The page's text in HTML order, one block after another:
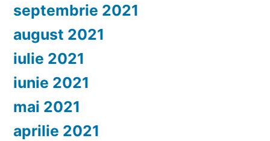
septembrie 2021
august 2021
iulie 2021
iunie 2021
mai 2021
aprilie 2021